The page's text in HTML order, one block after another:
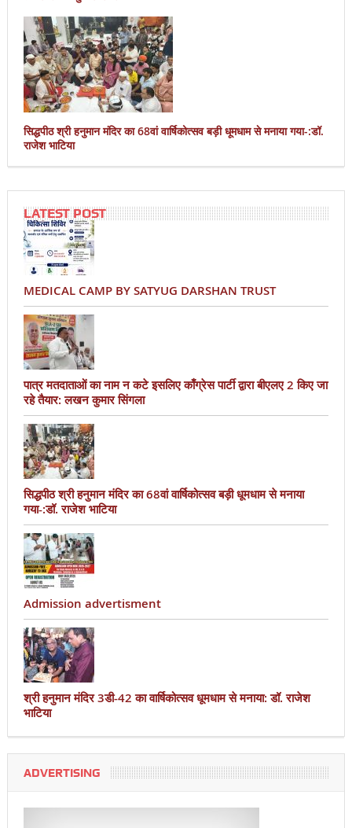
सिद्धपीठ श्री हनुमान मंदिर का 68वां वार्षिकोत्सव बड़ी धूमधाम से मनाया गया-:डॉ.
राजेश भाटिया
LATEST POST
MEDICAL CAMP BY SATYUG DARSHAN TRUST
पात्र मतदाताओं का नाम न कटे इसलिए काँग्रेस पार्टी द्वारा बीएलए 2 किए जा
रहे तैयार: लखन कुमार सिंगला
सिद्धपीठ श्री हनुमान मंदिर का 68वां वार्षिकोत्सव बड़ी धूमधाम से मनाया
गया-:डॉ. राजेश भाटिया
Admission advertisment
श्री हनुमान मंदिर 3डी-42 का वार्षिकोत्सव धूमधाम से मनाया: डॉ. राजेश
भाटिया
ADVERTISING